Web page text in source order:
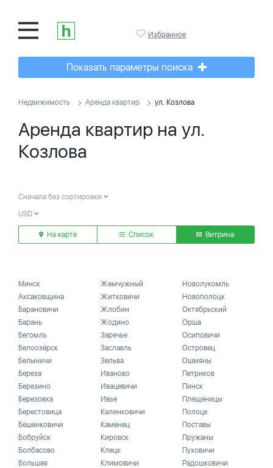
Избранное
Показать параметры поиска
Недвижимость Аренда квартир ул. Козлова
Аренда квартир на ул.
Козлова
Сначала без сортировки
USD
На карте Список Витрина
Минск
Аксаковщина
Барановичи
Барань
Бегомль
Белоозёрск
Белыничи
Береза
Березино
Березовка
Берестовица
Бешенковичи
Бобруйск
Болбасово
Большая
Жемчужный
Житковичи
Жлобин
Жодино
Заречье
Заславль
Зельва
Иваново
Ивацевичи
Ивье
Калинковичи
Каменец
Кировск
Клецк
Климовичи
Новолукомль
Новополоцк
Октябрьский
Орша
Осиповичи
Островец
Ошмяны
Петриков
Пинск
Плещеницы
Полоцк
Поставы
Пружаны
Пуховичи
Радошковичи